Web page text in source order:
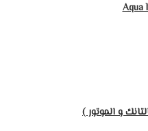
Aqua
و الموتور )